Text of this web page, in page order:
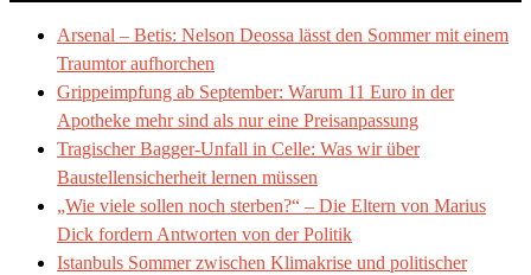
Arsenal – Betis: Nelson Deossa lässt den Sommer mit einem
Traumtor aufhorchen
Grippeimpfung ab September: Warum 11 Euro in der
Apotheke mehr sind als nur eine Preisanpassung
Tragischer Bagger-Unfall in Celle: Was wir über
Baustellensicherheit lernen müssen
„Wie viele sollen noch sterben?“ – Die Eltern von Marius
Dick fordern Antworten von der Politik
Istanbuls Sommer zwischen Klimakrise und politischer